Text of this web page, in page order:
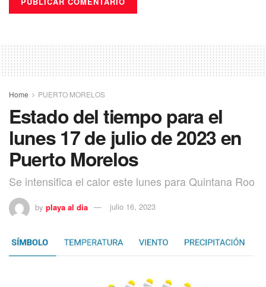
Home PUERTO MORELOS
Estado del tiempo para el
lunes 17 de julio de 2023 en
Puerto Morelos
Se intensifica el calor este lunes para Quintana Roo
by playa al dia julio 16, 2023